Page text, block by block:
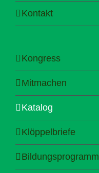
Kontakt
Kongress
Mitmachen
Katalog
Klöppelbriefe
Bildungsprogramm